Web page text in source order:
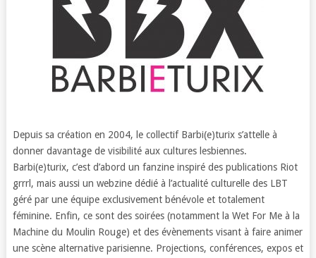
Depuis sa création en 2004, le collectif Barbi(e)turix s’attelle à
donner davantage de visibilité aux cultures lesbiennes.
Barbi(e)turix, c’est d’abord un fanzine inspiré des publications Riot
grrrl, mais aussi un webzine dédié à l’actualité culturelle des LBT
géré par une équipe exclusivement bénévole et totalement
féminine. Enfin, ce sont des soirées (notamment la Wet For Me à la
Machine du Moulin Rouge) et des évènements visant à faire animer
une scène alternative parisienne. Projections, conférences, expos et